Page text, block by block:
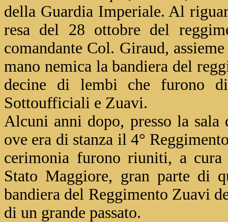
della Guardia Imperiale. Al
resa del 28 ottobre del
comandante Col. Giraud,
mano nemica la bandiera del
decine di lembi che furono
Sottoufficiali e Zuavi.
Alcuni anni dopo, presso la sala
ove era di stanza il 4°
cerimonia furono riuniti, a
Stato Maggiore, gran parte di
bandiera del Reggimento Zuavi
di un grande passato.